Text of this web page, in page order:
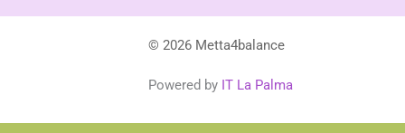
© 2026 Metta4balance
Powered by IT La Palma